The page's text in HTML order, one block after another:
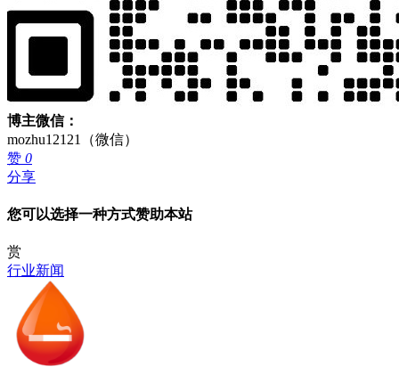
博主微信：
mozhu12121（微信）
赞 0
分享
您可以选择一种方式赞助本站
赏
行业新闻